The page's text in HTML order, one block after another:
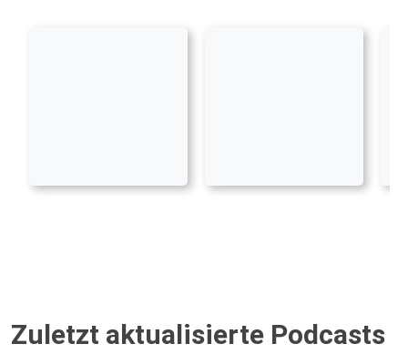
Zuletzt aktualisierte Podcasts